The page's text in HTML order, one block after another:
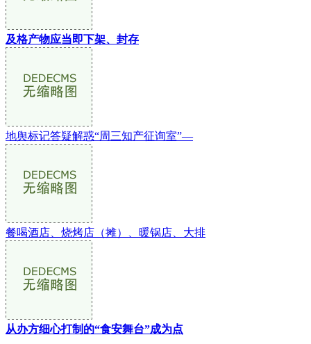
及格产物应当即下架、封存
地舆标记答疑解惑“周三知产征询室”—
餐喝酒店、烧烤店（摊）、暖锅店、大排
从办方细心打制的“食安舞台”成为点